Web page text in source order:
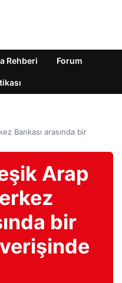
Rehberi Forum
Bankası arasında bir
Arap
bir